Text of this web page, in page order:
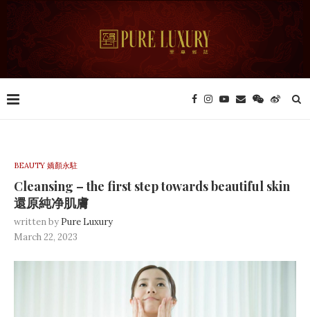
BEAUTY 嬌顏永駐
Cleansing – the first step towards beautiful skin
還原純净肌膚
written by Pure Luxury
March 22, 2023